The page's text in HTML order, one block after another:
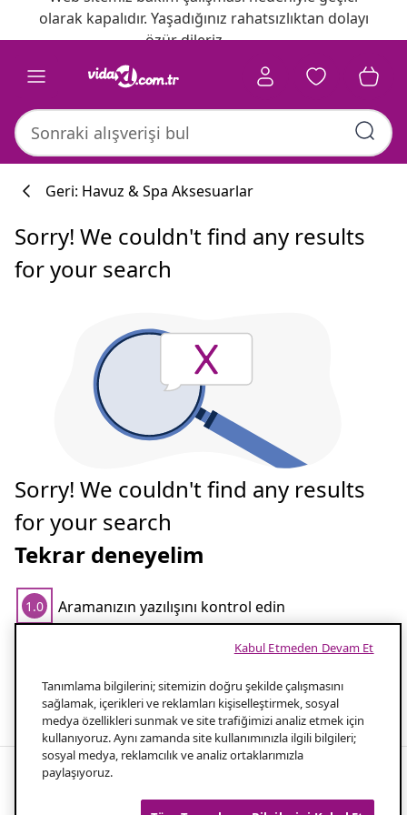
olarak kapalıdır. Yaşadığınız rahatsızlıktan dolayı
özür dileriz.
Geri: Havuz & Spa Aksesuarlar
Sorry! We couldn't find any results
for your search
Sorry! We couldn't find any results
for your search
Tekrar deneyelim
1.0 Aramanızın yazılışını kontrol edin
Popüler aramalar
Havuzunuzu korumak için en iyi havuz
Tanımlama bilgilerini; sitemizin doğru şekilde çalışmasını
sağlamak, içerikleri ve reklamları kişiselleştirmek, sosyal
medya özellikleri sunmak ve site trafiğimizi analiz etmek için
kullanıyoruz. Aynı zamanda site kullanımınızla ilgili bilgileri;
sosyal medya, reklamcılık ve analiz ortaklarımızla
paylaşıyoruz.
Kabul Etmeden Devam Et